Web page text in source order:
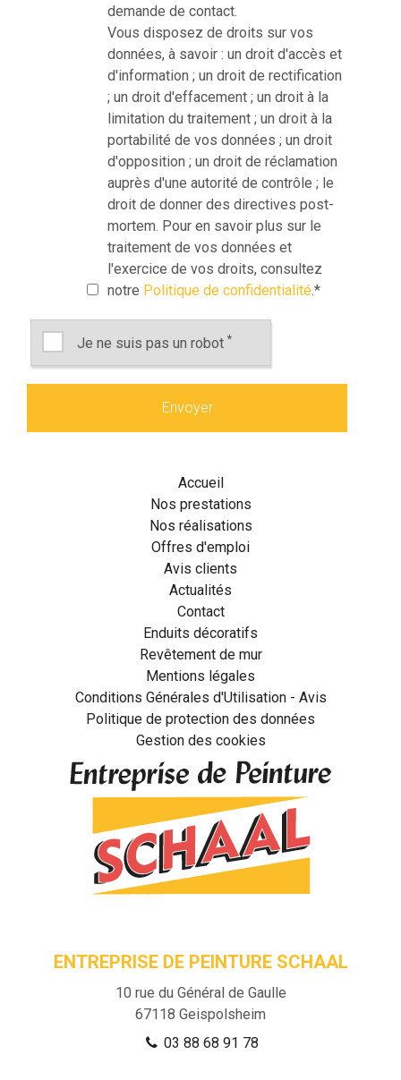
demande de contact.
Vous disposez de droits sur vos
données, à savoir : un droit d'accès et
d'information ; un droit de rectification
; un droit d'effacement ; un droit à la
limitation du traitement ; un droit à la
portabilité de vos données ; un droit
d'opposition ; un droit de réclamation
auprès d'une autorité de contrôle ; le
droit de donner des directives post-
mortem. Pour en savoir plus sur le
traitement de vos données et
l'exercice de vos droits, consultez
notre Politique de confidentialité.*
Je ne suis pas un robot *
Accueil
Nos prestations
Nos réalisations
Offres d'emploi
Avis clients
Actualités
Contact
Enduits décoratifs
Revêtement de mur
Mentions légales
Conditions Générales d'Utilisation - Avis
Politique de protection des données
Gestion des cookies
ENTREPRISE DE PEINTURE SCHAAL
10 rue du Général de Gaulle
67118 Geispolsheim
03 88 68 91 78